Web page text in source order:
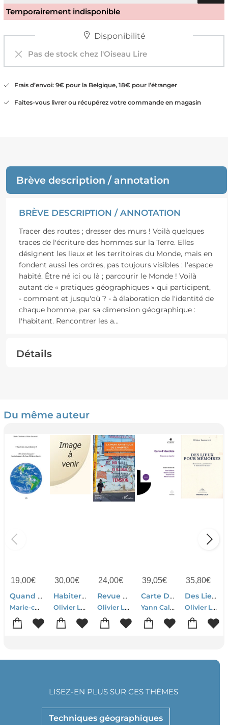
Temporairement indisponible
Disponibilité
Pas de stock chez l'Oiseau Lire
Frais d’envoi: 9€ pour la Belgique, 18€ pour l’étranger
Faites-vous livrer ou récupérez votre commande en magasin
Brève description / annotation
BRÈVE DESCRIPTION / ANNOTATION
Tracer des routes ; dresser des murs ! Voilà quelques
traces de l'écriture des hommes sur la Terre. Elles
désignent les lieux et les territoires du Monde, mais en
fondent aussi les ordres, pas toujours visibles : l'espace
habité. Être né ici ou là ; parcourir le Monde ! Voilà
autant de « pratiques géographiques » qui participent,
- comment et jusqu'où ? - à élaboration de l'identité de
chaque homme, par sa dimension géographique :
l'habitant. Rencontrer les a...
Détails
Du même auteur
19,00€
Quand L'habiter Fait Sa Loi ; L'heritage De Johnny Hallyday
Marie-charlotte Lazzarotti-Olivier Lazzarotti
30,00€
Habiter ; Vers Un Nouveau Concept ?
Olivier Lazzarotti-Brigitte Frelat-kahn
24,00€
Revue Geographie Et Cultures : La Part Artistique De L'habiter ; Perspectives Contemporaines
Olivier Lazzarotti-Guy Mercier-Suzanne Paquet
39,05€
Carte D'identites ; L'espace Au Singulier
Yann Calberac-Olivier Lazzarotti-Jacques Levy-Michel Lussault
35,80€
Des Lieux Pour Memoire ; Monuments, Patrimoines Et Memoires-monde
Olivier Lazzarotti
Techniques géographiques
LISEZ-EN PLUS SUR CES THÈMES